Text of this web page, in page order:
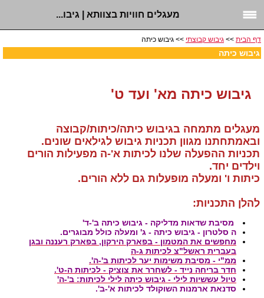
מעגלים חוויות בצוותא | גיבו...
דף הבית >> גיבוש קבוצתי >> גיבוש כיתה
גיבוש כיתה
גיבוש כיתה מא' ועד ט'
מעגלים מתמחה בגיבוש כיתה/כיתות/קבוצה
ובאמתחתנו מגוון תכניות גיבוש לגילאים שונים.
תכניות ההפעלה שלנו לכיתות א'-ה מפעילות הורים
וילדים יחד.
כיתות ו' ומעלה מופעלות גם ללא הורים.
להלן התכניות:
מסיבת שדאות מדליקה - גיבוש כיתה ב'-ד'
ה סלטרון - גיבוש כיתה - ג' ומעלה כולל מבוגרים.
מחפשים את המטמון - בפארק הירקון, בפארק רעננה ובגן
בעברית ראשל"צ לכיתות ג-ה
ממ"י - מסיבת משימות יער לכיתות ב'-ה'.
חדר בריחה נייד - לשחרר את צוציק - לכיתות ה-ט'.
טיול עששיות לילי - גיבוש כיתה לילי לכיתות: ב'-ה'
סדנאת ארמנות השוקולד לכיתות א'-ב'.